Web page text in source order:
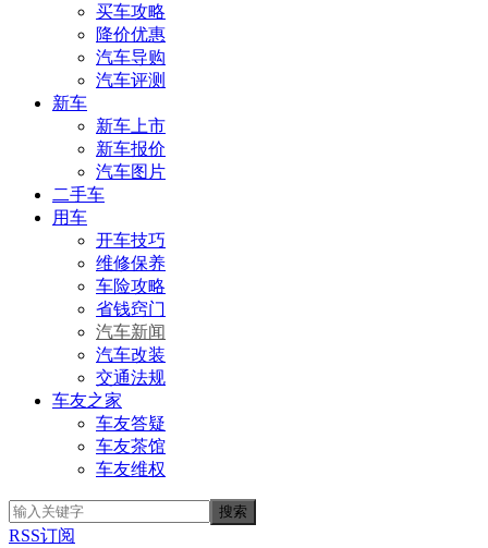
买车攻略
降价优惠
汽车导购
汽车评测
新车
新车上市
新车报价
汽车图片
二手车
用车
开车技巧
维修保养
车险攻略
省钱窍门
汽车新闻
汽车改装
交通法规
车友之家
车友答疑
车友茶馆
车友维权
RSS订阅